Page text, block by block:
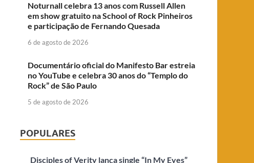
Noturnall celebra 13 anos com Russell Allen
em show gratuito na School of Rock Pinheiros
e participação de Fernando Quesada
6 de agosto de 2026
Documentário oficial do Manifesto Bar estreia
no YouTube e celebra 30 anos do “Templo do
Rock” de São Paulo
5 de agosto de 2026
POPULARES
Disciples of Verity lança single “In My Eyes”